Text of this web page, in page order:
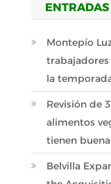
Montepío
la
Revisión de
alimentos
tienen
Belvilla